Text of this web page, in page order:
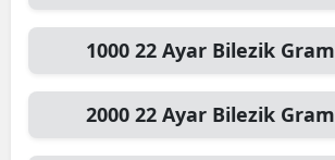
1000 22 Ayar Bilezik Gram
2000 22 Ayar Bilezik Gram